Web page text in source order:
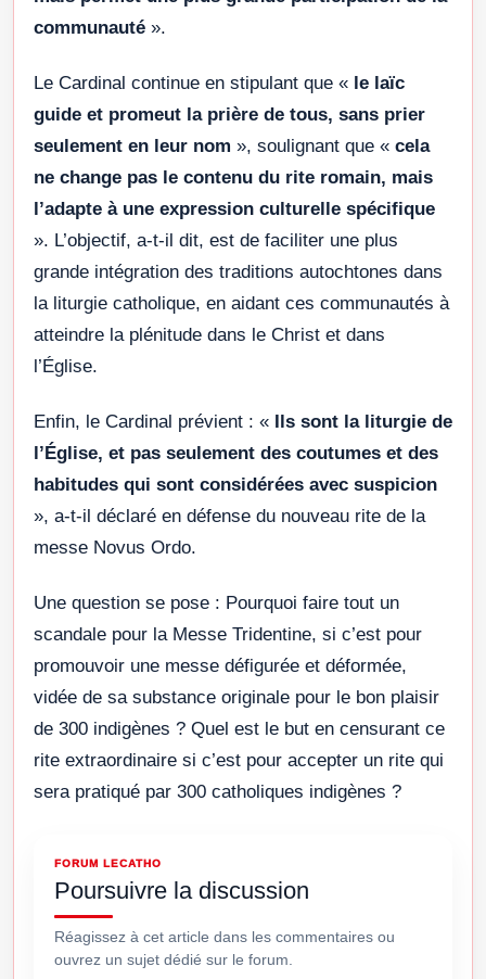
communauté ».
Le Cardinal continue en stipulant que « le laïc
guide et promeut la prière de tous, sans prier
seulement en leur nom », soulignant que « cela
ne change pas le contenu du rite romain, mais
l’adapte à une expression culturelle spécifique
». L’objectif, a-t-il dit, est de faciliter une plus
grande intégration des traditions autochtones dans
la liturgie catholique, en aidant ces communautés à
atteindre la plénitude dans le Christ et dans
l’Église.
Enfin, le Cardinal prévient : « Ils sont la liturgie de
l’Église, et pas seulement des coutumes et des
habitudes qui sont considérées avec suspicion
», a-t-il déclaré en défense du nouveau rite de la
messe Novus Ordo.
Une question se pose : Pourquoi faire tout un
scandale pour la Messe Tridentine, si c’est pour
promouvoir une messe défigurée et déformée,
vidée de sa substance originale pour le bon plaisir
de 300 indigènes ? Quel est le but en censurant ce
rite extraordinaire si c’est pour accepter un rite qui
sera pratiqué par 300 catholiques indigènes ?
FORUM LECATHO
Poursuivre la discussion
Réagissez à cet article dans les commentaires ou
ouvrez un sujet dédié sur le forum.